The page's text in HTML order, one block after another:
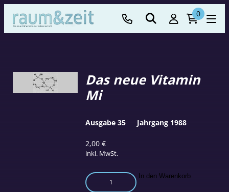
0
Das neue Vitamin
Mi
2,00€
inkl. MwSt.
Das
neue
In den Warenkorb
Ausgabe 35 Jahrgang 1988